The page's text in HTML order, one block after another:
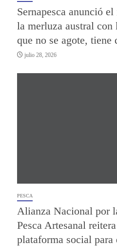
Sernapesca anunció
la merluza austral con
que no se agote, tiene
julio 28, 2026
PESCA
Alianza Nacional por
Pesca Artesanal
plataforma social para